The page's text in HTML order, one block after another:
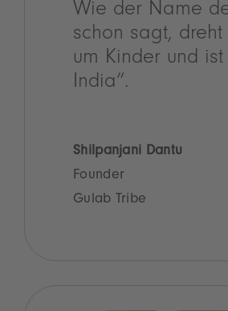
Wie der Name
schon sagt,
um Kinder und
India“.
Shilpanjani Dantu
Founder
Gulab Tribe